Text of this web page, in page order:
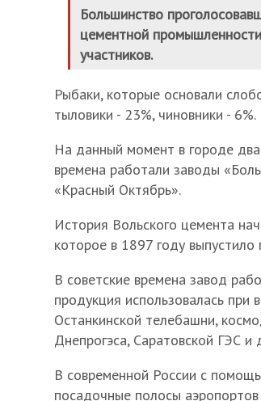
Большинство
цементной
участников.
Рыбаки, которые основали
тыловики - 23%, чиновники - 6%.
На данный момент в городе
времена работали заводы
«Красный Октябрь».
История Вольского цемента
которое в 1897 году
В советские времена завод
продукция использовалась при
Останкинской телебашни,
Днепрогэса, Саратовской ГЭС
В современной России с
посадочные полосы аэропортов